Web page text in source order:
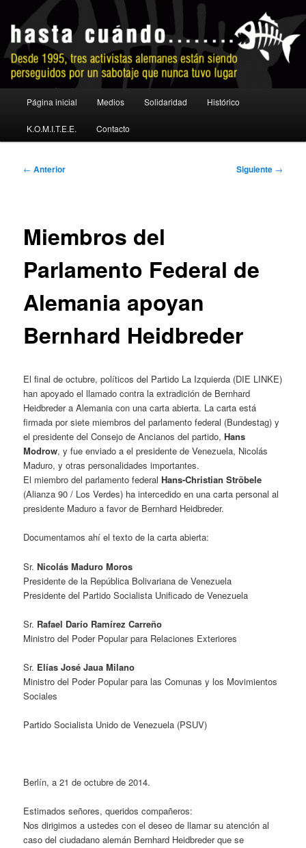
contenido
principalNo a la extradición
principal
Página inicial Medios Solidaridad Histórico
K.O.M.I.T.E.E. Contacto
Navegación
← Anterior Siguiente →
Miembros del
Parlamento Federal de
Alemania apoyan
Bernhard Heidbreder
El final de octubre, políticos del Partido La Izquierda (DIE LINKE)
han apoyado el llamado contra la extradición de Bernhard
Heidbreder a Alemania con una carta abierta. La carta está
firmada por siete miembros del parlamento federal (Bundestag) y
el presidente del Consejo de Ancianos del partido,Hans
Modrow, y fue enviado a el presidente de Venezuela, Nicolás
Maduro, y otras personalidades importantes.
El miembro del parlamento federalHans-Christian Ströbele
(Alianza 90 / Los Verdes) ha intercedido en una carta personal al
presidente Maduro a favor de Bernhard Heidbreder.
Documentamos ahí el texto de la carta abierta:
Sr.Nicolás Maduro Moros
Presidente de la República Bolivariana de Venezuela
Presidente del Partido Socialista Unificado de Venezuela
Sr. Rafael Darío Ramírez Carreño
Ministro del Poder Popular para Relaciones Exteriores
Sr. Elías José Jaua Milano
Ministro del Poder Popular para las Comunas y los Movimientos
Sociales
Partido Socialista Unido de Venezuela (PSUV)
Berlín, a 21 de octubre de 2014.
Estimados señores, queridos compañeros:
Nos dirigimos a ustedes con el deseo de llamar su atención al
caso del ciudadano alemán Bernhard Heidbreder que se